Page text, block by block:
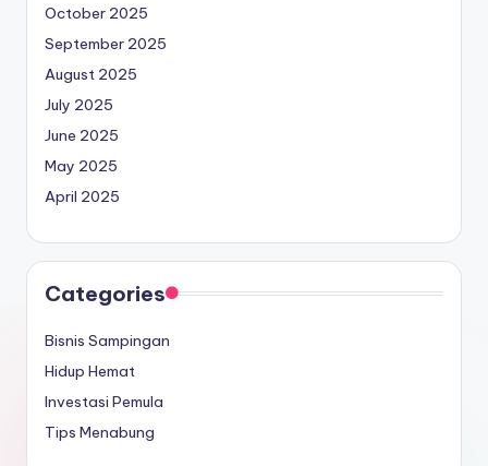
October 2025
September 2025
August 2025
July 2025
June 2025
May 2025
April 2025
Categories
Bisnis Sampingan
Hidup Hemat
Investasi Pemula
Tips Menabung